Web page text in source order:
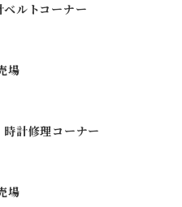
ルトコーナー
場
計修理コーナー
場